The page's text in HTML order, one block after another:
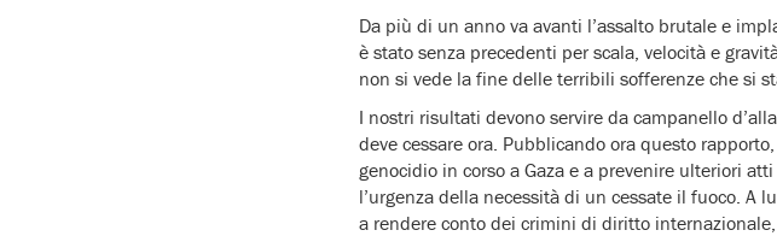
Da più di un anno va avanti l’assalto brutale e
è stato senza precedenti per scala, velocità e
non si vede la fine delle terribili sofferenze che si
I nostri risultati devono servire da campanello
deve cessare ora. Pubblicando ora questo
genocidio in corso a Gaza e a prevenire ulteriori
l’urgenza della necessità di un cessate il fuoco. A
a rendere conto dei crimini di diritto